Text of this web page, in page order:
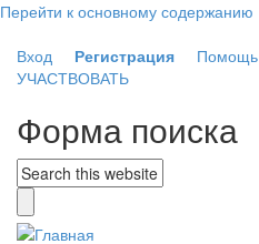
Перейти к основному содержанию
Вход
Регистрация Помощь
УЧАСТВОВАТЬ
Форма поиска